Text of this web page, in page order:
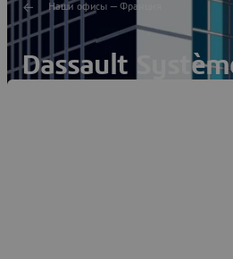
Наши офисы — Франция
Dassault